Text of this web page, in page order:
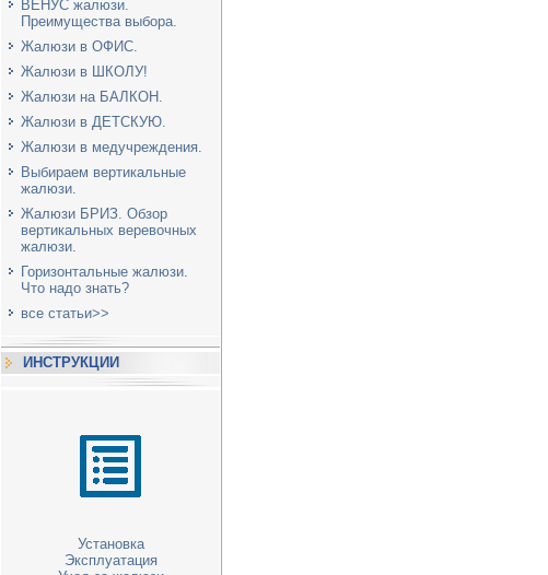
ВЕНУС жалюзи.
Преимущества выбора.
Жалюзи в ОФИС.
Жалюзи в ШКОЛУ!
Жалюзи на БАЛКОН.
Жалюзи в ДЕТСКУЮ.
Жалюзи в медучреждения.
Выбираем вертикальные
жалюзи.
Жалюзи БРИЗ. Обзор
вертикальных веревочных
жалюзи.
Горизонтальные жалюзи.
Что надо знать?
все статьи>>
ИНСТРУКЦИИ
Установка
Эксплуатация